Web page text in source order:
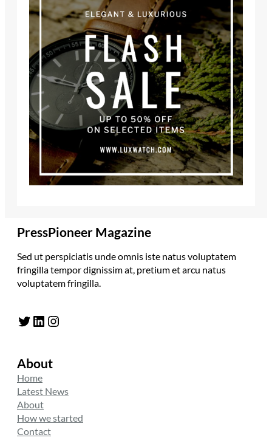
PressPioneer Magazine
Sed ut perspiciatis unde omnis iste natus voluptatem
fringilla tempor dignissim at, pretium et arcu natus
voluptatem fringilla.
Twitter LinkedIn Instagram
About
Home
Latest News
About
How we started
Contact